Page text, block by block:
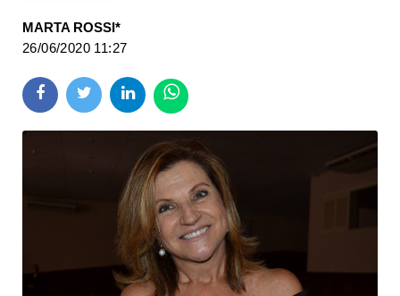
MARTA ROSSI*
26/06/2020 11:27